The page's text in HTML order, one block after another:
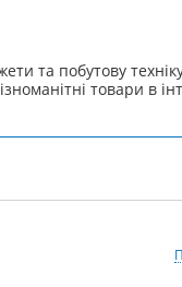
та побутову
товари в